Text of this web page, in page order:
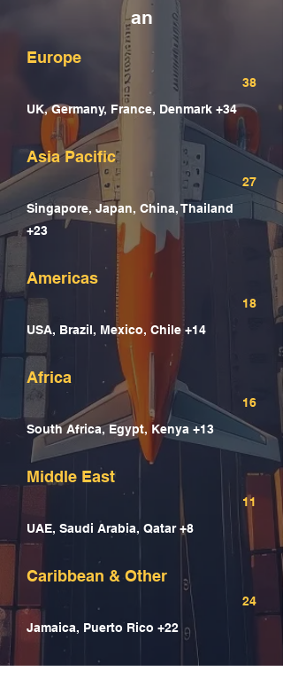
an
Europe
38
UK, Germany, France, Denmark +34
Asia Pacific
27
Singapore, Japan, China, Thailand
+23
Americas
18
USA, Brazil, Mexico, Chile +14
Africa
16
South Africa, Egypt, Kenya +13
Middle East
11
UAE, Saudi Arabia, Qatar +8
Caribbean & Other
24
Jamaica, Puerto Rico +22